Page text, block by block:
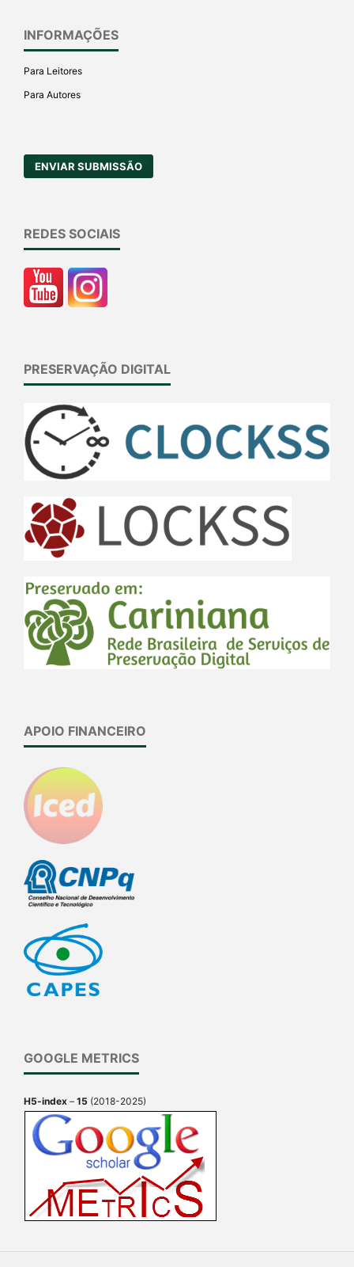
INFORMAÇÕES
Para Leitores
Para Autores
ENVIAR SUBMISSÃO
REDES SOCIAIS
PRESERVAÇÃO DIGITAL
APOIO FINANCEIRO
GOOGLE METRICS
H5-index – 15 (2018-2025)